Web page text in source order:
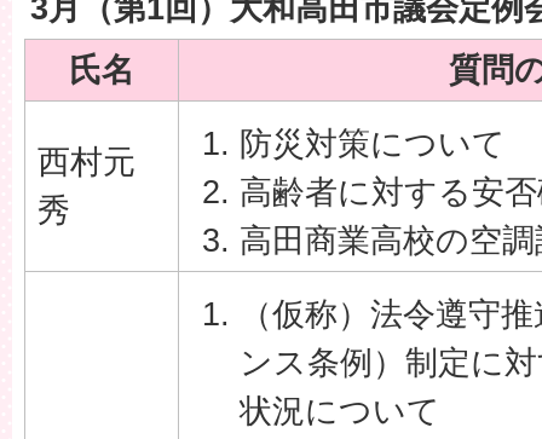
3月（第1回）大和高田市議会定例
氏名
質問
西村元
秀
防災対策について
高齢者に対する安
高田商業高校の空
（仮称）法令遵守
ンス条例）制定に
状況について